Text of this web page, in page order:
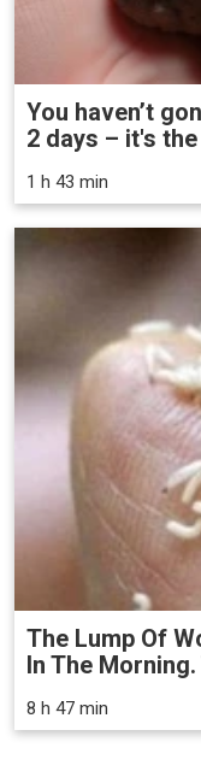
You haven’t
2 days – it's
1 h 43 min
The Lump Of
In The
8 h 47 min